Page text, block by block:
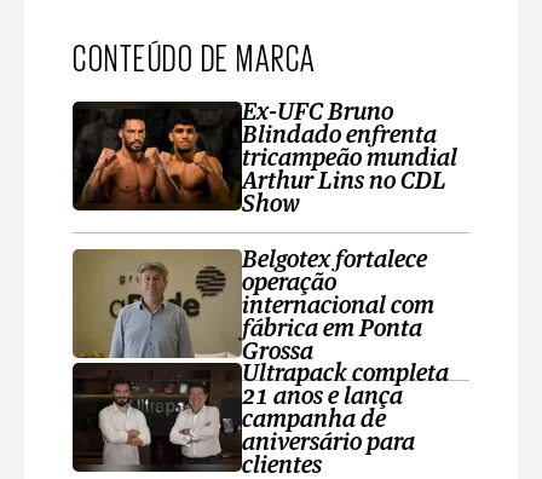
CONTEÚDO DE MARCA
Ex-UFC Bruno
Blindado enfrenta
tricampeão mundial
Arthur Lins no CDL
Show
Belgotex fortalece
operação
internacional com
fábrica em Ponta
Grossa
Ultrapack completa
21 anos e lança
campanha de
aniversário para
clientes